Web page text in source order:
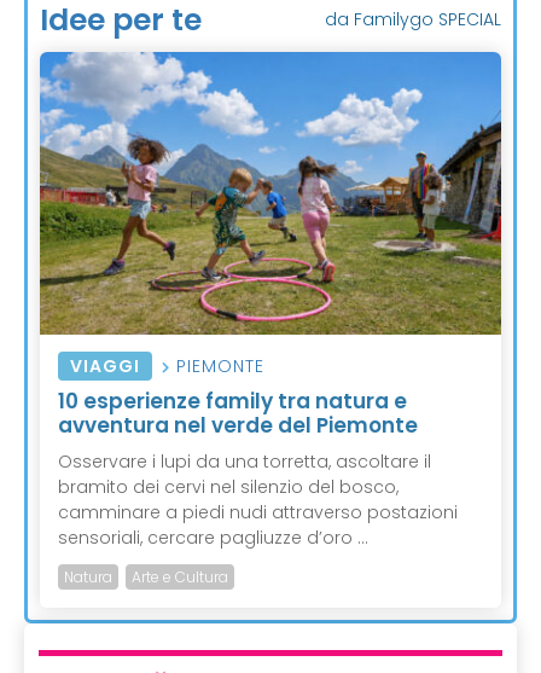
Idee per te da Familygo SPECIAL
VIAGGI PIEMONTE
10 esperienze family tra natura e
avventura nel verde del Piemonte
Osservare i lupi da una torretta, ascoltare il
bramito dei cervi nel silenzio del bosco,
camminare a piedi nudi attraverso postazioni
sensoriali, cercare pagliuzze d’oro ...
Natura Arte e Cultura